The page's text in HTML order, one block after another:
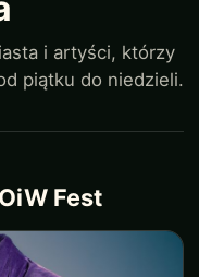
i artyści, którzy
piątku do niedzieli.
Fest